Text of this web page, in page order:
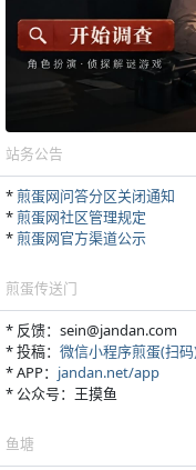
站务公告
*煎蛋网问答分区关闭通知
*煎蛋网社区管理规定
*煎蛋网官方渠道公示
煎蛋传送门
* 反馈：sein@jandan.com
* 投稿： 微信小程序煎蛋(扫
* APP： jandan.net/app
* 公众号：王摸鱼
鱼塘